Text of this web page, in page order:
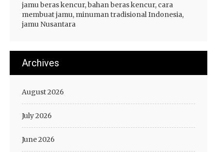
jamu beras kencur, bahan beras kencur, cara
membuat jamu, minuman tradisional Indonesia,
jamu Nusantara
Archives
August 2026
July 2026
June 2026